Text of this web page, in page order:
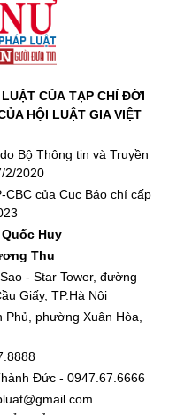
CỦA TẠP CHÍ ĐỜI
HỘI LUẬT GIA VIỆT
Bộ Thông tin và Truyền
2/2020
của Cục Báo chí cấp
Quốc Huy
Thu
- Star Tower, đường
Giấy, TP.Hà Nội
Phủ, phường Xuân Hòa,
Đức - 0947.67.6666